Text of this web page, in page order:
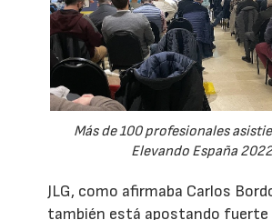
Más de 100 profesionales
Elevando España
JLG, como afirmaba Carlos
también está apostando fuerte